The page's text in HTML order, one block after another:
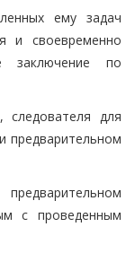
ему задач
и своевременно
заключение по
следователя для
предварительном
с проведенным